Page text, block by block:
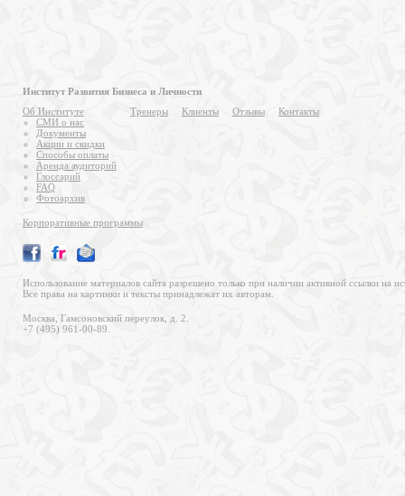
Институт Развития Бизнеса и Личности
Об Институте
СМИ о нас
Документы
Акции и скидки
Способы оплаты
Аренда аудиторий
Глоссарий
FAQ
Фотоархив
Тренеры Клиенты Отзывы Контакты
Корпоративные программы
Использование материалов сайта разрешено только при наличии активной ссылки на
Все права на картинки и тексты принадлежат их авторам.
Москва, Гамсоновский переулок, д. 2.
+7 (495) 961-00-89.